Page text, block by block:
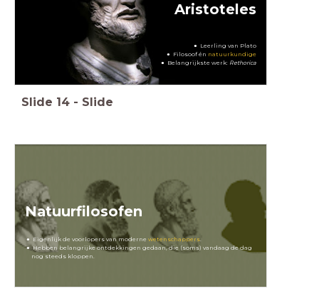
Aristoteles
Leerling van Plato
Filosoof én natuurkundige
Belangrijkste werk: Rethorica
Slide 14 - Slide
Natuurfilosofen
Eigenlijk de voorlopers van modernewetenschappers
Hebben belangrijke ontdekkingen gedaan, die (soms) vandaag de dag
nog steeds kloppen.